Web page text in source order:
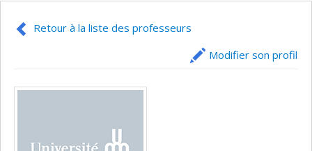
Retour à la liste des professeurs
Modifier son profil